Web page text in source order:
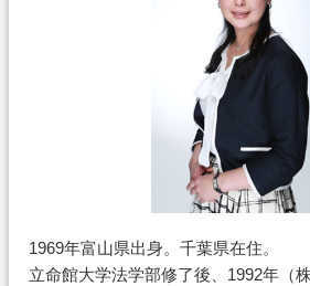
1969年富山県出身。千葉県在住。
立命館大学法学部修了後、1992年（